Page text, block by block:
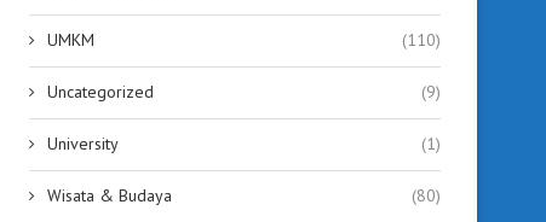
UMKM (110)
Uncategorized (9)
University (1)
Wisata & Budaya (80)